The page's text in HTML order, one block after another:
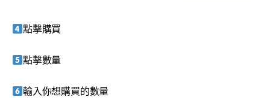
點擊購買
點擊數量
輸入你想購買的數量